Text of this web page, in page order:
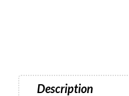
Description